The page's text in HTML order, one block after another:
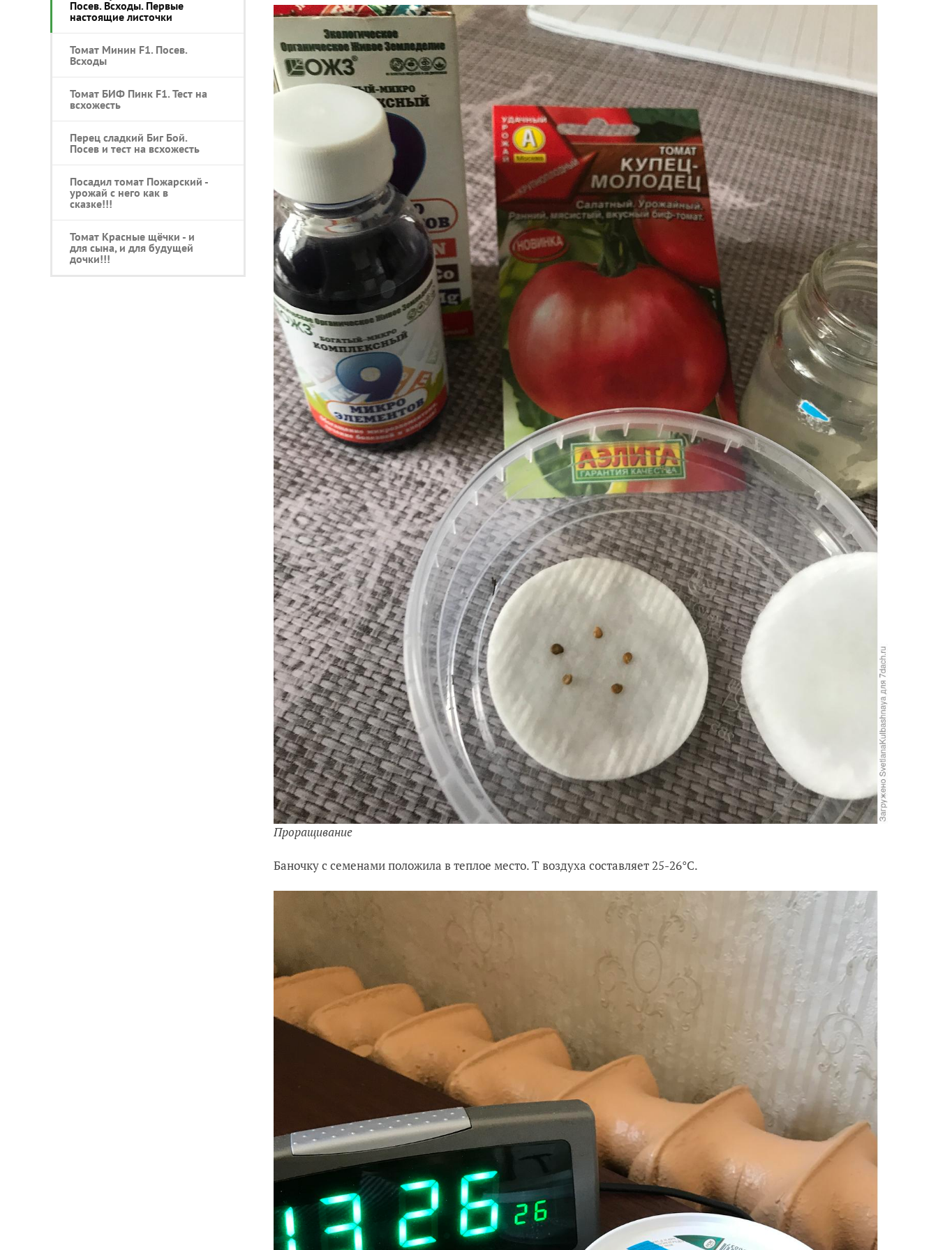
Посев. Всходы. Первые
настоящие листочки
Томат Минин F1. Посев.
Всходы
Томат БИФ Пинк F1. Тест на
всхожесть
Перец сладкий Биг Бой.
Посев и тест на всхожесть
Посадил томат Пожарский -
урожай с него как в
сказке!!!
Томат Красные щёчки - и
для сына, и для будущей
дочки!!!
Проращивание
Баночку с семенами положила в теплое место. Т воздуха составляет 25-26°C.